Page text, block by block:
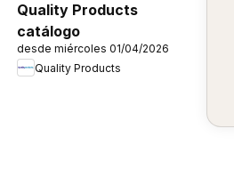
Quality Products
catálogo
desde miércoles 01/04/2026
Quality Products